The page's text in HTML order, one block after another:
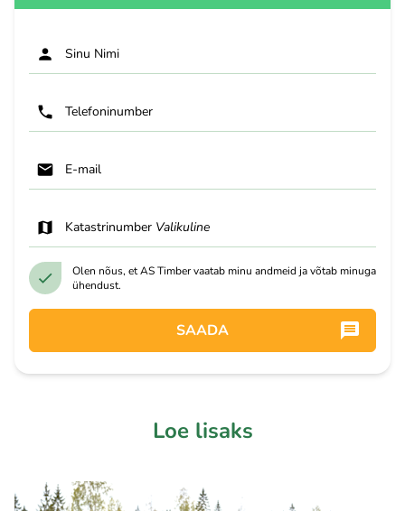
Sinu Nimi
Telefoninumber
E-mail
Katastrinumber Valikuline
Olen nõus, et AS Timber vaatab minu andmeid ja võtab minuga
ühendust.
SAADA
Loe lisaks